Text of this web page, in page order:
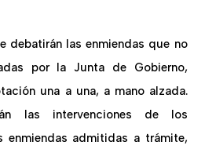
debatirán las enmiendas que no
por la Junta de Gobierno,
una a una, a mano alzada.
las intervenciones de los
enmiendas admitidas a trámite,